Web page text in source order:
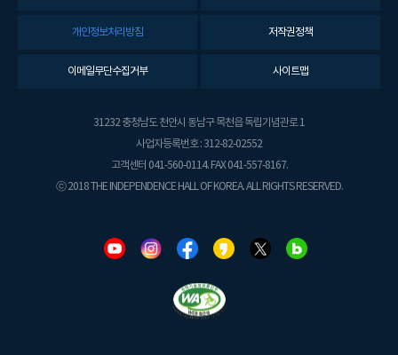
개인정보처리방침 저작권정책
이메일무단수집거부 사이트맵
31232 충청남도 천안시 동남구 목천읍 독립기념관로 1
사업자등록번호 : 312-82-02552
고객센터 041-560-0114. FAX 041-557-8167.
ⓒ 2018 THE INDEPENDENCE HALL OF KOREA. ALL RIGHTS RESERVED.